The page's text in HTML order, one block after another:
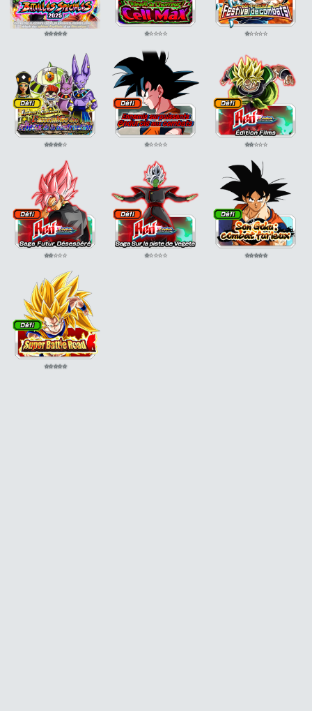
⭐⭐⭐⭐⭐ ⭐⭐⭐⭐⭐ ⭐⭐⭐⭐⭐
⭐⭐⭐⭐⭐ ⭐⭐⭐⭐⭐ ⭐⭐⭐⭐⭐
⭐⭐⭐⭐⭐ ⭐⭐⭐⭐⭐ ⭐⭐⭐⭐⭐
⭐⭐⭐⭐⭐